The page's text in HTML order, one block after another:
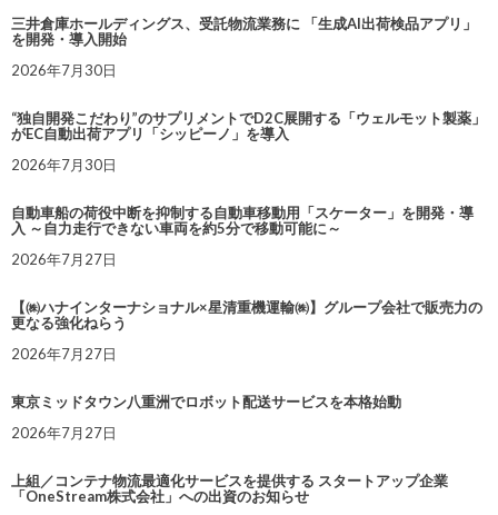
三井倉庫ホールディングス、受託物流業務に 「生成AI出荷検品アプリ」
を開発・導入開始
2026年7月30日
“独自開発こだわり”のサプリメントでD2C展開する「ウェルモット製薬」
がEC自動出荷アプリ「シッピーノ」を導入
2026年7月30日
自動車船の荷役中断を抑制する自動車移動用「スケーター」を開発・導
入 ～自力走行できない車両を約5分で移動可能に～
2026年7月27日
【㈱ハナインターナショナル×星清重機運輸㈱】グループ会社で販売力の
更なる強化ねらう
2026年7月27日
東京ミッドタウン八重洲でロボット配送サービスを本格始動
2026年7月27日
上組／コンテナ物流最適化サービスを提供する スタートアップ企業
「OneStream株式会社」への出資のお知らせ